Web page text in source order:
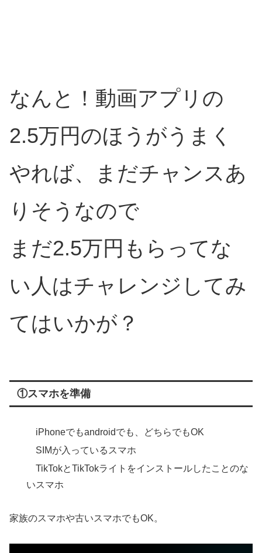
なんと！動画アプリの
2.5万円のほうがうまく
やれば、まだチャンスあ
りそうなので
まだ2.5万円もらってな
い人はチャレンジしてみ
てはいかが？
①スマホを準備
iPhoneでもandroidでも、どちらでもOK
SIMが入っているスマホ
TikTokとTikTokライトをインストールしたことのな
いスマホ
家族のスマホや古いスマホでもOK。